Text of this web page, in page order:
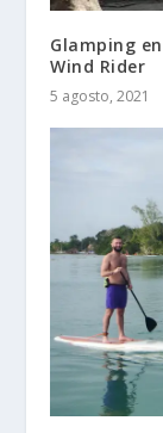
Glamping
Wind Rider
5 agosto, 2021